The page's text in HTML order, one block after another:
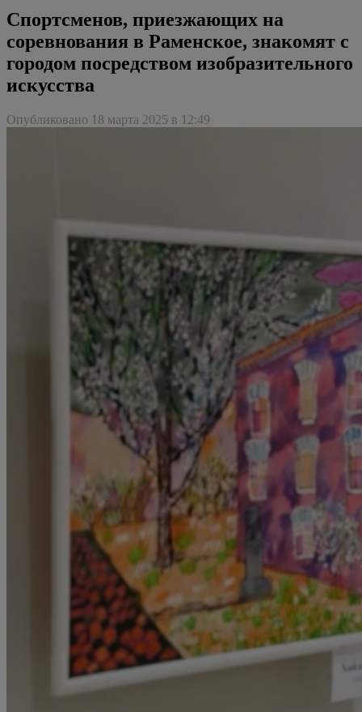
Спортсменов, приезжающих на
соревнования в Раменское, знакомят с
городом посредством изобразительного
искусства
Опубликовано 18 марта 2025 в 12:49